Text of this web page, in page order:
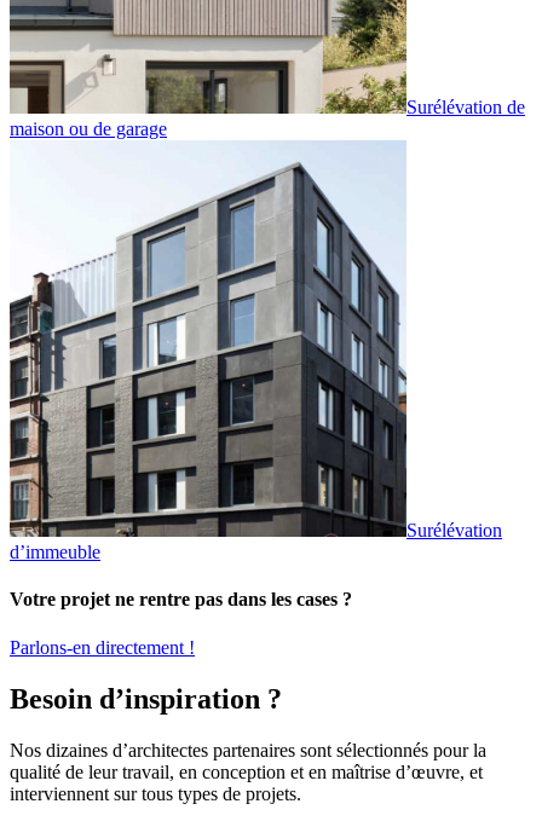
Surélévation de
maison ou de garage
Surélévation
d’immeuble
Votre projet ne rentre pas dans les cases ?
Parlons-en directement !
Besoin d’inspiration ?
Nos dizaines d’architectes partenaires sont sélectionnés pour la
qualité de leur travail, en conception et en maîtrise d’œuvre, et
interviennent sur tous types de projets.